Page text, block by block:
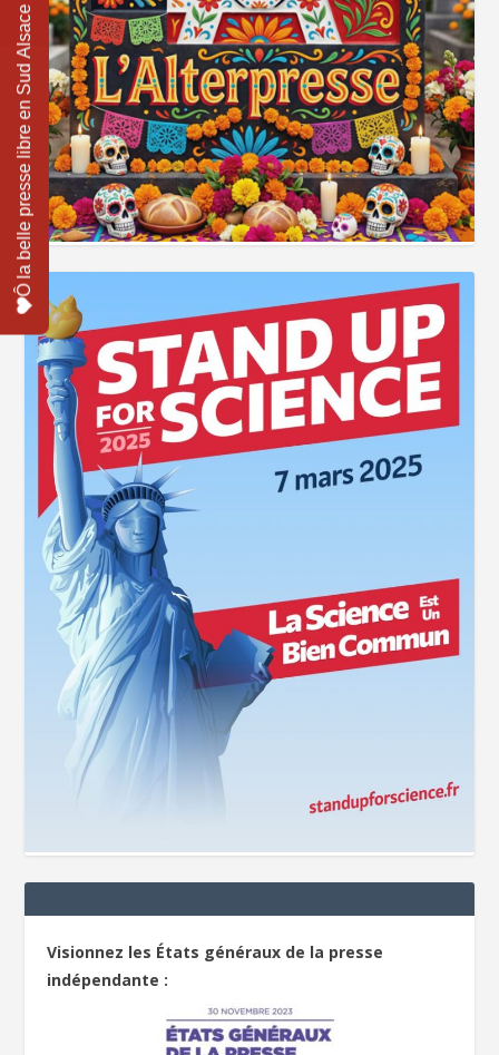
Visionnez les États généraux de la presse
indépendante :